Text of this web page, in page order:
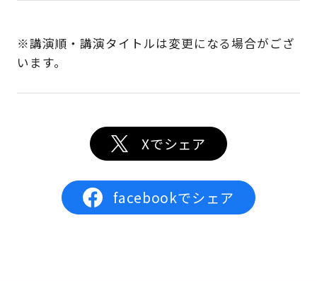
※講演順・講演タイトルは変更になる場合がござ
います。
Xでシェア
facebookでシェア